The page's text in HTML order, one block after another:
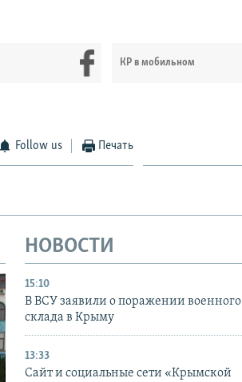
КР в мобильном
Follow us Печать
НОВОСТИ
15:10
В ВСУ заявили о поражении военного
склада в Крыму
13:33
Сайт и социальные сети «Крымской